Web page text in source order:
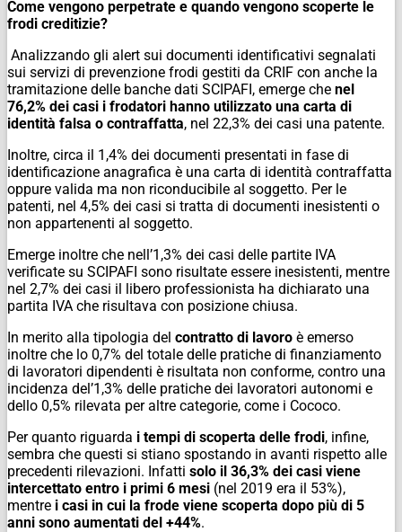
Come vengono perpetrate e quando vengono scoperte le
frodi creditizie?
Analizzando gli alert sui documenti identificativi segnalati
sui servizi di prevenzione frodi gestiti da CRIF con anche la
tramitazione delle banche dati SCIPAFI, emerge che nel
76,2% dei casi i frodatori hanno utilizzato una carta di
identità falsa o contraffatta, nel 22,3% dei casi una patente.
Inoltre, circa il 1,4% dei documenti presentati in fase di
identificazione anagrafica è una carta di identità contraffatta
oppure valida ma non riconducibile al soggetto. Per le
patenti, nel 4,5% dei casi si tratta di documenti inesistenti o
non appartenenti al soggetto.
Emerge inoltre che nell’1,3% dei casi delle partite IVA
verificate su SCIPAFI sono risultate essere inesistenti, mentre
nel 2,7% dei casi il libero professionista ha dichiarato una
partita IVA che risultava con posizione chiusa.
In merito alla tipologia del contratto di lavoro è emerso
inoltre che lo 0,7% del totale delle pratiche di finanziamento
di lavoratori dipendenti è risultata non conforme, contro una
incidenza del’1,3% delle pratiche dei lavoratori autonomi e
dello 0,5% rilevata per altre categorie, come i Cococo.
Per quanto riguarda i tempi di scoperta delle frodi, infine,
sembra che questi si stiano spostando in avanti rispetto alle
precedenti rilevazioni. Infatti solo il 36,3% dei casi viene
intercettato entro i primi 6 mesi (nel 2019 era il 53%),
mentre i casi in cui la frode viene scoperta dopo più di 5
anni sono aumentati del +44%.